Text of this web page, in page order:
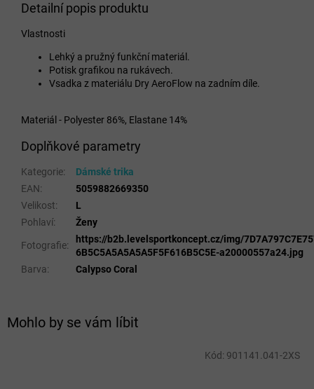
Mohlo by se vám líbit
Kód: 901141.041-2XS
Detailní popis produktu
Vlastnosti
Lehký a pružný funkční materiál.
Potisk grafikou na rukávech.
Vsadka z materiálu Dry AeroFlow na zadním díle.
Materiál - Polyester 86%, Elastane 14%
Doplňkové parametry
Kategorie:
Dámské trika
EAN:
5059882669350
Velikost:
L
Pohlaví: Ženy
Fotografie:
https://b2b.levelsportkoncept.cz/img/
6B5C5A5A5A5A5F5F616B5C5E-a20000557a24.jpg
Barva: Calypso Coral